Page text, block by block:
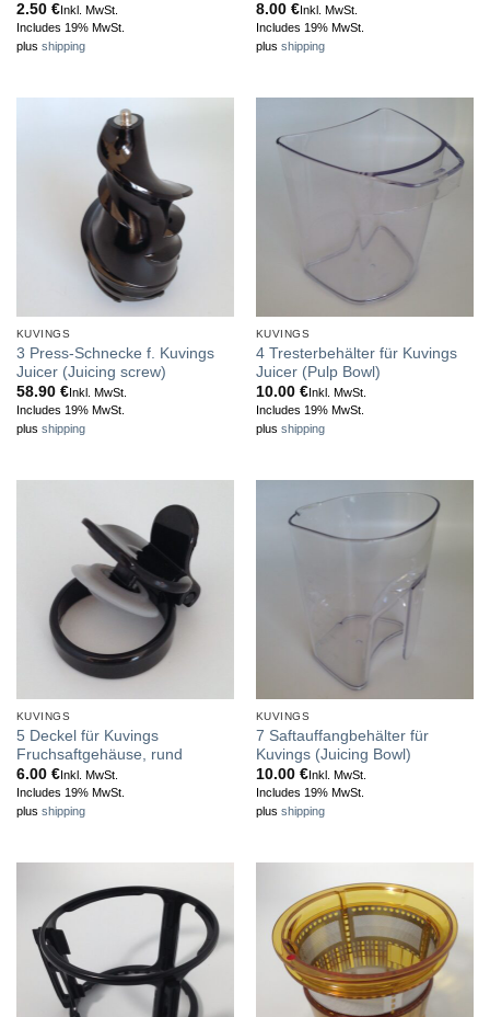
2.50 €Inkl. MwSt.
Includes 19% MwSt.
plus shipping
8.00 €Inkl. MwSt.
Includes 19% MwSt.
plus shipping
KUVINGS
3 Press-Schnecke f. Kuvings
Juicer (Juicing screw)
58.90 €Inkl. MwSt.
Includes 19% MwSt.
plus shipping
KUVINGS
4 Tresterbehälter für Kuvings
Juicer (Pulp Bowl)
10.00 €Inkl. MwSt.
Includes 19% MwSt.
plus shipping
KUVINGS
5 Deckel für Kuvings
Fruchsaftgehäuse, rund
6.00 €Inkl. MwSt.
Includes 19% MwSt.
plus shipping
KUVINGS
7 Saftauffangbehälter für
Kuvings (Juicing Bowl)
10.00 €Inkl. MwSt.
Includes 19% MwSt.
plus shipping